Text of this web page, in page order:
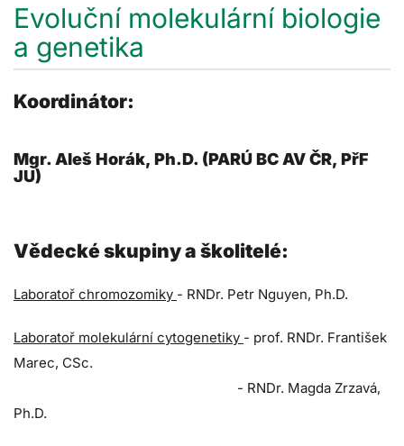
Evoluční molekulární biologie
a genetika
Koordinátor:
Mgr. Aleš Horák, Ph.D. (PARÚ BC AV ČR, PřF
JU)
Vědecké skupiny a školitelé:
Laboratoř chromozomiky - RNDr. Petr Nguyen, Ph.D.
Laboratoř molekulární cytogenetiky - prof. RNDr. František
Marec, CSc.
- RNDr. Magda Zrzavá,
Ph.D.